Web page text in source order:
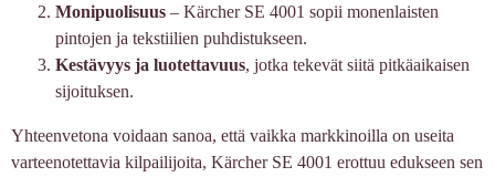
Monipuolisuus – Kärcher SE 4001 sopii monenlaisten
pintojen ja tekstiilien puhdistukseen.
Kestävyys ja luotettavuus, jotka tekevät siitä pitkäaikaisen
sijoituksen.
Yhteenvetona voidaan sanoa, että vaikka markkinoilla on useita
varteenotettavia kilpailijoita, Kärcher SE 4001 erottuu edukseen sen